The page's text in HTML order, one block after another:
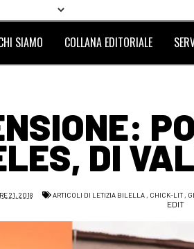
SIAMO COLLANA EDITORIALE
DI
21, 2018 ARTICOLI DI LETIZIA BILELLA, CHICK-LIT,
EDIT